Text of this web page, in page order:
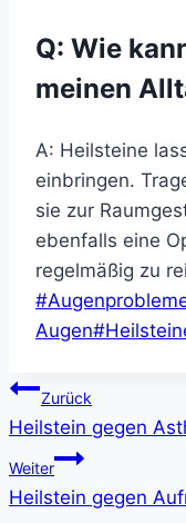
Q: Wie
meinen
A: Heilsteine
einbringen.
sie zur
ebenfalls eine
regelmäßig zu
Schlagworte:
#
Augen#
Zurück
Heilstein gegen
Weiter
Heilstein gegen